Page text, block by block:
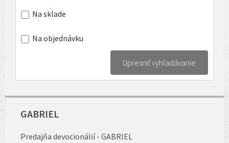
Na sklade
Na objednávku
Upresniť vyhľadávanie
GABRIEL
Predajňa devocionálií - GABRIEL